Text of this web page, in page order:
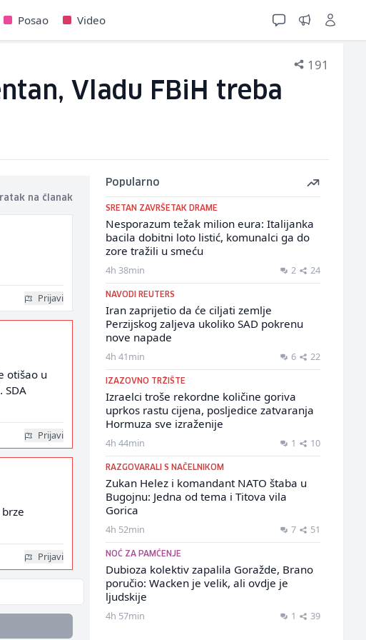
Posao Video
191
Vladu FBiH treba
na članak
Prijavi
otišao u
SDA
Prijavi
Prijavi
Popularno
SRETAN ZAVRŠETAK DRAME
Nesporazum težak milion eura: Italijanka
bacila dobitni loto listić, komunalci ga do
zore tražili u smeću
4h 38min 2 24
NAVODI REUTERS
Iran zaprijetio da će ciljati zemlje
Perzijskog zaljeva ukoliko SAD pokrenu
nove napade
4h 41min 6 22
IZAZOVNO TRŽIŠTE
Izraelci troše rekordne količine goriva
uprkos rastu cijena, posljedice zatvaranja
Hormuza sve izraženije
4h 44min 1 10
RAZGOVARALI S NAČELNIKOM
Zukan Helez i komandant NATO štaba u
Bugojnu: Jedna od tema i Titova vila
Gorica
4h 52min 7 51
NOĆ ZA PAMĆENJE
Dubioza kolektiv zapalila Goražde, Brano
poručio: Wacken je velik, ali ovdje je
ljudskije
4h 57min 1 39